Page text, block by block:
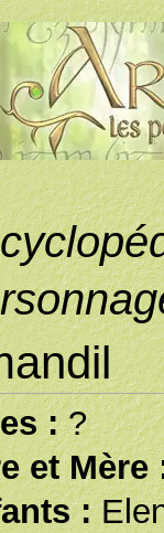
:?
et Mère
: